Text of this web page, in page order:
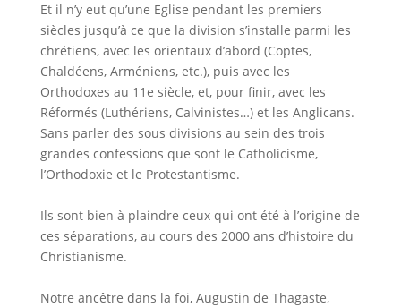
Et il n’y eut qu’une Eglise pendant les premiers
siècles jusqu’à ce que la division s’installe parmi les
chrétiens, avec les orientaux d’abord (Coptes,
Chaldéens, Arméniens, etc.), puis avec les
Orthodoxes au 11e siècle, et, pour finir, avec les
Réformés (Luthériens, Calvinistes…) et les Anglicans.
Sans parler des sous divisions au sein des trois
grandes confessions que sont le Catholicisme,
l’Orthodoxie et le Protestantisme.
Ils sont bien à plaindre ceux qui ont été à l’origine de
ces séparations, au cours des 2000 ans d’histoire du
Christianisme.
Notre ancêtre dans la foi, Augustin de Thagaste,